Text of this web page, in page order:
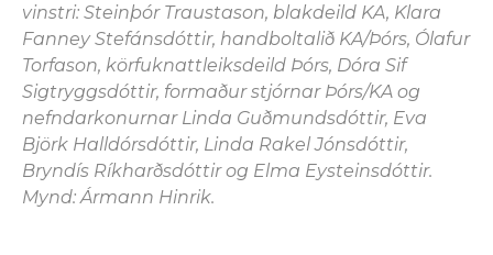
vinstri: Steinþór Traustason, blakdeild KA, Klara
Fanney Stefánsdóttir, handboltalið KA/Þórs, Ólafur
Torfason, körfuknattleiksdeild Þórs, Dóra Sif
Sigtryggsdóttir, formaður stjórnar Þórs/KA og
nefndarkonurnar Linda Guðmundsdóttir, Eva
Björk Halldórsdóttir, Linda Rakel Jónsdóttir,
Bryndís Ríkharðsdóttir og Elma Eysteinsdóttir.
Mynd: Ármann Hinrik.